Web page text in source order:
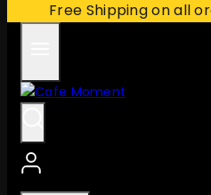
Free Shipping on all